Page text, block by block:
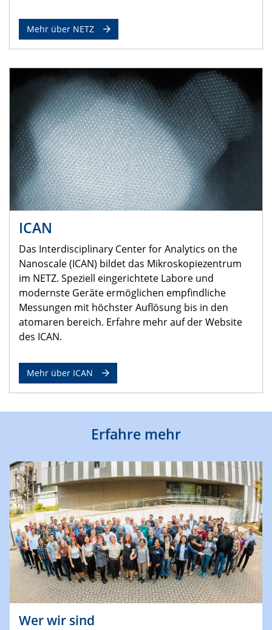
Mehr über NETZ
ICAN
Das Interdisciplinary Center for Analytics on the
Nanoscale (ICAN) bildet das Mikroskopiezentrum
im NETZ. Speziell eingerichtete Labore und
modernste Geräte ermöglichen empfindliche
Messungen mit höchster Auflösung bis in den
atomaren bereich. Erfahre mehr auf der Website
des ICAN.
Mehr über ICAN
Erfahre mehr
Wer wir sind